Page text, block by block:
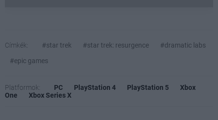
Címkék: #star trek #star trek: resurgence
#dramatic labs
#epic games
Platformok: PC PlayStation 4 PlayStation 5
Xbox
One
Xbox Series X